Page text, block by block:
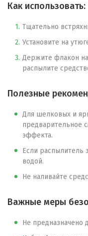
Как использовать:
Тщательно
Установите на
Держите флакон
распылите
Полезные
Для шелковых и
предварительное
эффекта.
Если распылитель
водой.
Не наливайте
Важные меры
Не предназначено